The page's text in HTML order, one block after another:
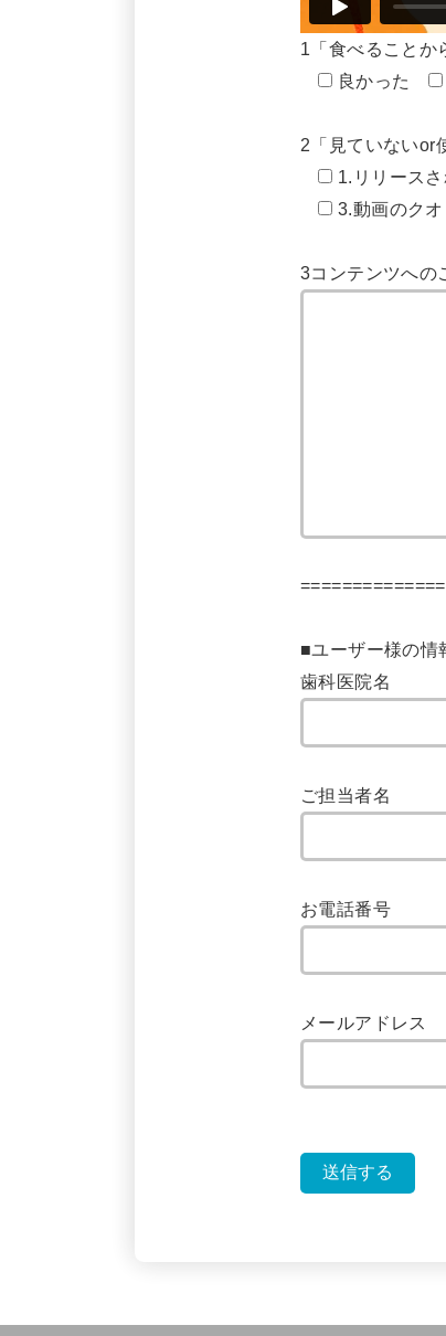
1「食べることか
良かった
2「見ていないor
1.リリース
3.動画のク
3コンテンツへの
■ユーザー様の情
歯科医院名
ご担当者名
お電話番号
メールアドレス